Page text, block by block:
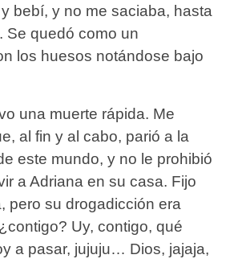
bebí, y no me saciaba, hasta
Se quedó como un
los huesos notándose bajo
una muerte rápida. Me
al fin y al cabo, parió a la
este mundo, y no le prohibió
a Adriana en su casa. Fijo
pero su drogadicción era
Uy, contigo, qué
a pasar, jujuju… Dios, jajaja,